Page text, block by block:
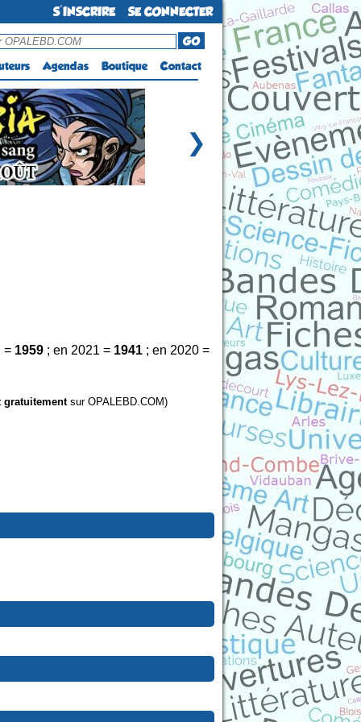
S'INSCRIRE SE CONNECTER
GO
Agendas Boutique Contact
❯
= 1959 ; en 2021 = 1941 ; en 2020 =
sur OPALEBD.COM)